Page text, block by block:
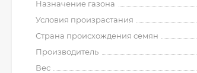
Назначение газона
Условия произрастания
Страна происхождения семян
Производитель
Вес